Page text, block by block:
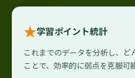
★学習ポイント統計
これまでのデータを分析し、
ことで、効率的に弱点を克服可